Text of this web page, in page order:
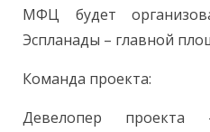
МФЦ будет
Эспланады – главной
Команда проекта:
Девелопер